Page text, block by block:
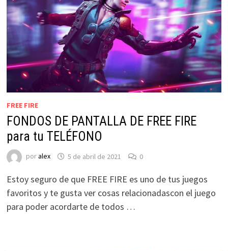
FREE FIRE
FONDOS DE PANTALLA DE FREE FIRE
para tu TELÉFONO
poralex 5 de abril de 2021 0
Estoy seguro de que FREE FIRE es uno de tus juegos
favoritos y te gusta ver cosas relacionadascon el juego
para poder acordarte de todos …